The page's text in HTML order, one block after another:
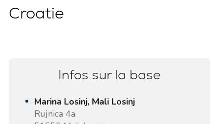
Croatie
Infos sur la base
Marina Losinj, Mali Losinj
Rujnica 4a